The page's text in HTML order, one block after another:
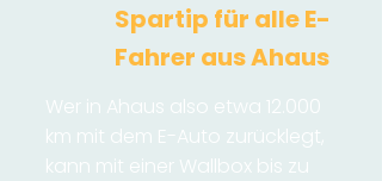
Spartip für alle E-
Fahrer aus Ahaus
Wer in Ahaus also etwa 12.000
km mit dem E-Auto zurücklegt,
kann mit einer Wallbox bis zu